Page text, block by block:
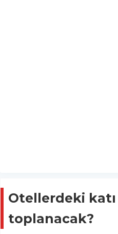
Otellerdeki katı
toplanacak?